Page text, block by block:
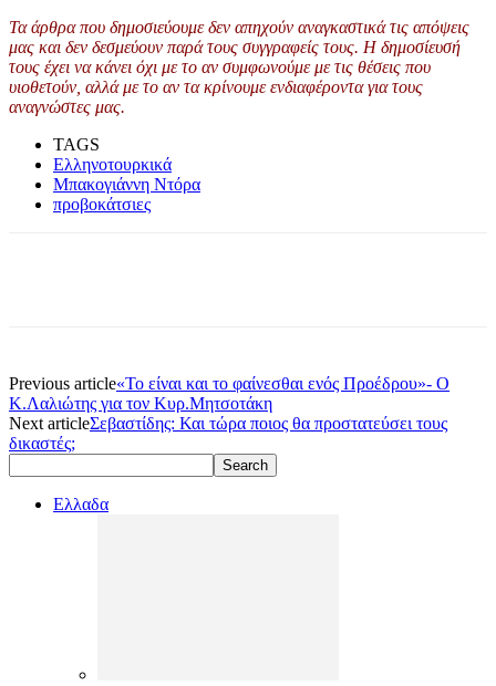
Τα άρθρα που δημοσιεύουμε δεν απηχούν αναγκαστικά τις απόψεις
μας και δεν δεσμεύουν παρά τους συγγραφείς τους. Η δημοσίευσή
τους έχει να κάνει όχι με το αν συμφωνούμε με τις θέσεις που
υιοθετούν, αλλά με το αν τα κρίνουμε ενδιαφέροντα για τους
αναγνώστες μας.
TAGS
Ελληνοτουρκικά
Μπακογιάννη Ντόρα
προβοκάτσιες
Previous article«Το είναι και το φαίνεσθαι ενός Προέδρου»- Ο
Κ.Λαλιώτης για τον Κυρ.Μητσοτάκη
Next articleΣεβαστίδης: Και τώρα ποιος θα προστατεύσει τους
δικαστές;
Ελλαδα